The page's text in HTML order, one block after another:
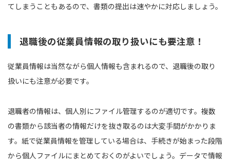
てしまうこともあるので、書類の提出は速やかに対応しましょう。
退職後の従業員情報の取り扱いにも要注意！
従業員情報は当然ながら個人情報も含まれるので、退職後の取り
扱いにも注意が必要です。
退職者の情報は、個人別にファイル管理するのが適切です。複数
の書類から該当者の情報だけを抜き取るのは大変手間がかかりま
す。紙で従業員情報を管理している場合は、手続きが始まった段階
から個人ファイルにまとめておくのがよいでしょう。データで情報